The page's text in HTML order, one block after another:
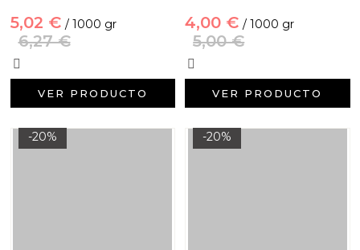
5,02 € / 1000 gr
6,27 €
VER PRODUCTO
4,00 € / 1000 gr
5,00 €
VER PRODUCTO
-20% -20%